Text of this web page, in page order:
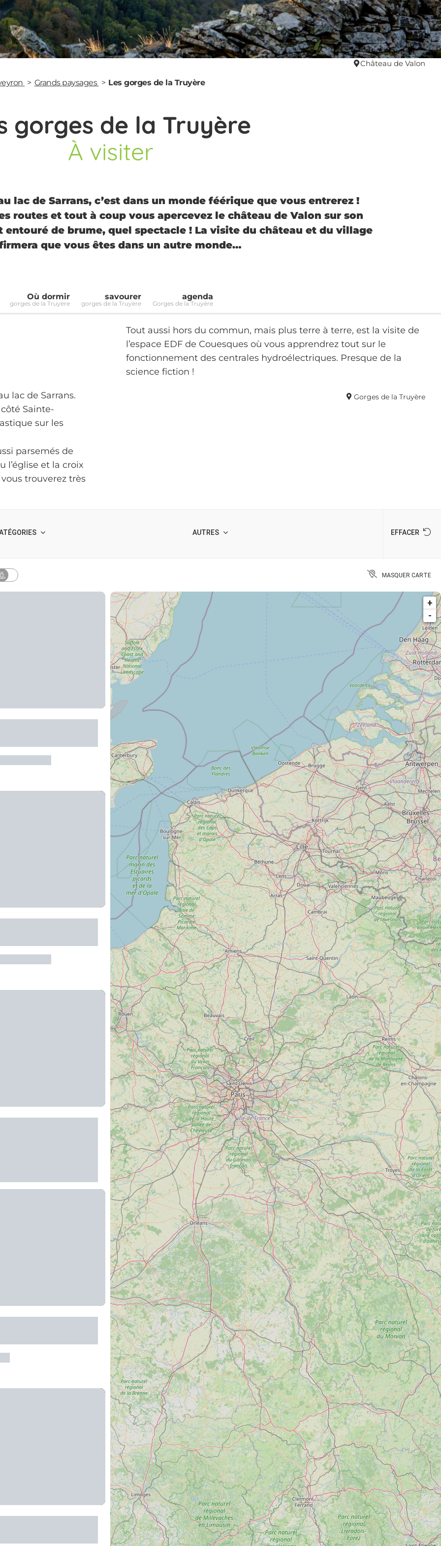
Château de Valon
Grands paysages Les gorges de la Truyère
gorges de la Truyère
À visiter
lac de Sarrans, c’est dans un monde féérique que vous entrerez !
routes et tout à coup vous apercevez le château de Valon sur son
de brume, quel spectacle ! La visite du château et du village
que vous êtes dans un autre monde…
Où dormir
gorges de la Truyère
savourer
gorges de la Truyère
agenda
Gorges de la Truyère
Tout aussi hors du commun, mais plus terre à terre, est la visite de
l’espace EDF de Couesques où vous apprendrez tout sur le
fonctionnement des centrales hydroélectriques. Presque de la
science fiction !
lac de Sarrans.
Sainte-
sur les
parsemés de
et la croix
trouverez très
Gorges de la Truyère
AUTRES EFFACER
MASQUER CARTE
Moulin de Burée
EDF
sur-Truyère
de
Thénières
+
-